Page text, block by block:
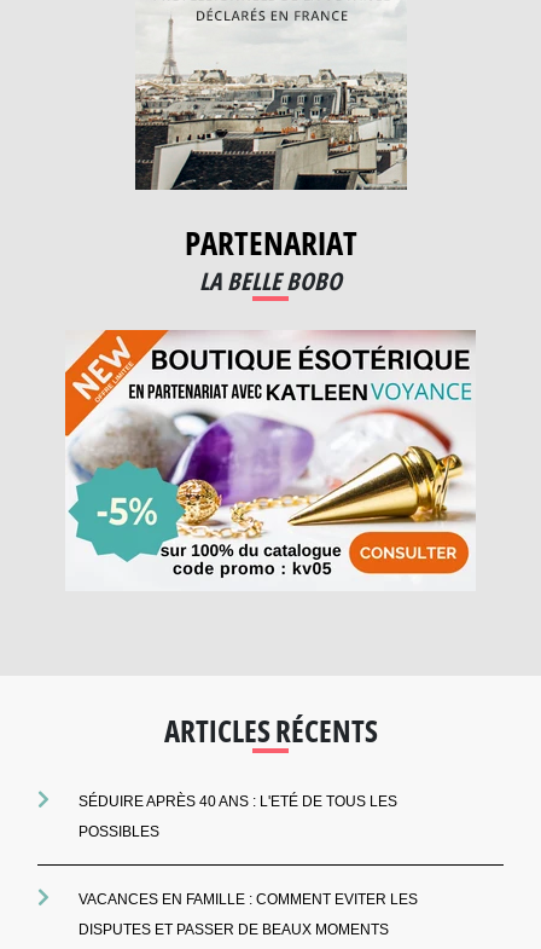
PARTENARIAT
LA BELLE BOBO
ARTICLES RÉCENTS
SÉDUIRE APRÈS 40 ANS : L'ETÉ DE TOUS LES
POSSIBLES
VACANCES EN FAMILLE : COMMENT EVITER LES
DISPUTES ET PASSER DE BEAUX MOMENTS